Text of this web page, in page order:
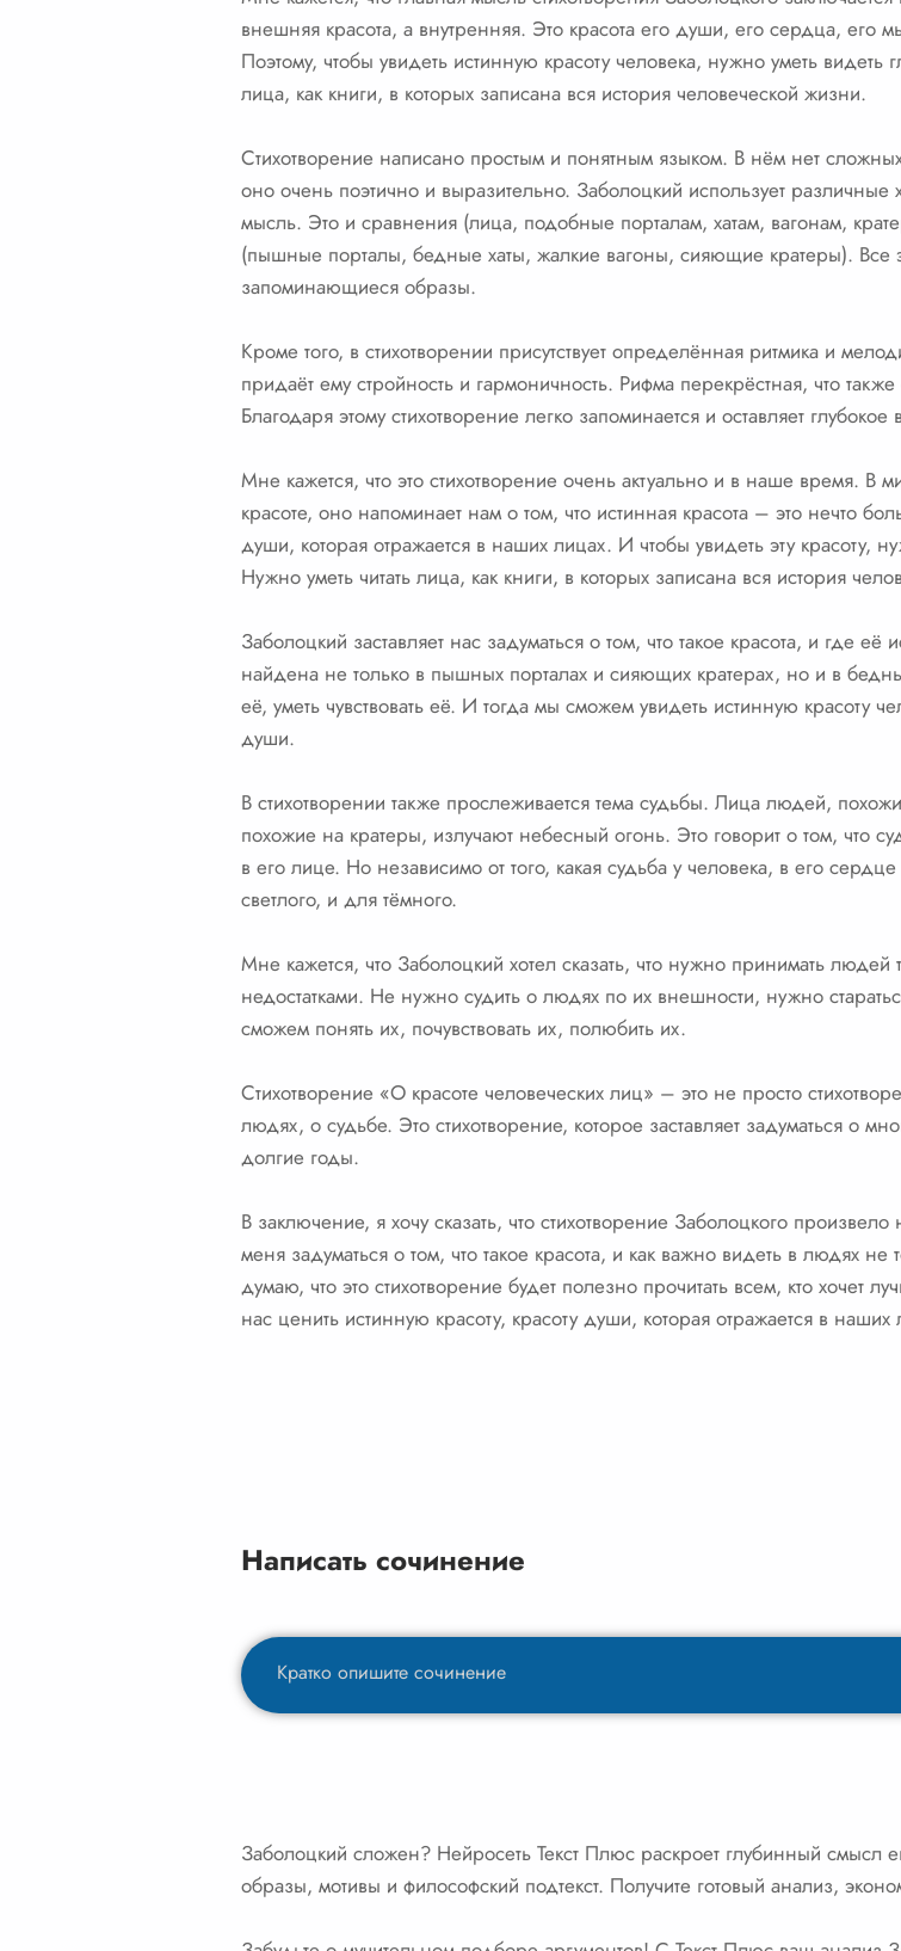
внешняя красота, а внутренняя. Это красота его души, его сердца, его
Поэтому, чтобы увидеть истинную красоту человека, нужно уметь
лица, как книги, в которых записана вся история человеческой жизни.
Стихотворение написано простым и понятным языком. В нём нет
оно очень поэтично и выразительно. Заболоцкий использует
мысль. Это и сравнения (лица, подобные порталам, хатам, вагонам,
(пышные порталы, бедные хаты, жалкие вагоны, сияющие кратеры). Все
запоминающиеся образы.
Кроме того, в стихотворении присутствует определённая ритмика и
придаёт ему стройность и гармоничность. Рифма перекрёстная, что
Благодаря этому стихотворение легко запоминается и оставляет глубокое
Мне кажется, что это стихотворение очень актуально и в наше время. В
красоте, оно напоминает нам о том, что истинная красота – это нечто
души, которая отражается в наших лицах. И чтобы увидеть эту красоту,
Нужно уметь читать лица, как книги, в которых записана вся история
Заболоцкий заставляет нас задуматься о том, что такое красота, и где её
найдена не только в пышных порталах и сияющих кратерах, но и в
её, уметь чувствовать её. И тогда мы сможем увидеть истинную красоту
души.
В стихотворении также прослеживается тема судьбы. Лица людей,
похожие на кратеры, излучают небесный огонь. Это говорит о том, что
в его лице. Но независимо от того, какая судьба у человека, в его
светлого, и для тёмного.
Мне кажется, что Заболоцкий хотел сказать, что нужно принимать людей
недостатками. Не нужно судить о людях по их внешности, нужно
сможем понять их, почувствовать их, полюбить их.
Стихотворение «О красоте человеческих лиц» – это не просто
людях, о судьбе. Это стихотворение, которое заставляет задуматься о
долгие годы.
В заключение, я хочу сказать, что стихотворение Заболоцкого
меня задуматься о том, что такое красота, и как важно видеть в людях
думаю, что это стихотворение будет полезно прочитать всем, кто хочет
нас ценить истинную красоту, красоту души, которая отражается в
Написать сочинение
Заболоцкий сложен? Нейросеть Текст Плюс раскроет глубинный смысл
образы, мотивы и философский подтекст. Получите готовый анализ,